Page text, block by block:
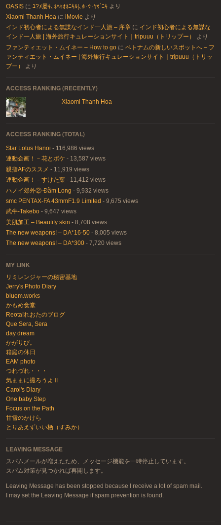
OASISに ﾕ?ﾒ屡ｷ､ﾈﾍｬｵﾈﾆｷﾙ|､ﾎ･ｳ･ﾔｩ`ﾆｷより
Xiaomi Thanh Hoaに iMovie より
インド初心者による無謀なインド一人旅 – 序章に インド初心者による無謀な
インド一人旅 | 海外旅行キュレーションサイト｜tripuuu（トリップー）
より
ファンティエット・ムイネー – How to goに ベトナムの新しいスポットへ – フ
ァンティエット・ムイネー | 海外旅行キュレーションサイト｜tripuuu（トリッ
プー）
より
ACCESS RANKING (RECENTLY)
Xiaomi Thanh Hoa
ACCESS RANKING (TOTAL)
Star Lotus Hanoi - 116,986 views
連動企画！－花とボケ - 13,587 views
親指AFのススメ - 11,919 views
連動企画！－すけた葉- 11,412 views
ハノイ郊外②-Đầm Long - 9,932 views
smc PENTAX-FA 43mmF1.9 Limited - 9,675 views
武牛-Takebo- 9,647 views
美肌加工 – Beautify skin - 8,708 views
The new weapons! – DA*16-50- 8,005 views
The new weapons! – DA*300- 7,720 views
MY LINK
リミレンジャーの秘密基地
Jerry's Photo Diary
bluem.works
かもめ食堂
Reota!れおたのブログ
Que Sera, Sera
day dream
かがりび。
箱庭の休日
EAM photo
つれづれ・・・
気ままに撮ろうよⅡ
Carol's Diary
One baby Step
Focus on the Path
甘雪のかけら
とりあえずいい栖（すみか）
LEAVING MESSAGE
スパムメールが増えたため、メッセージ機能を一時停止しています。
スパム対策が見つかれば再開します。
Leaving Message has been stopped because I receive a lot of spam mail.
I may set the Leaving Message if spam prevention is found.